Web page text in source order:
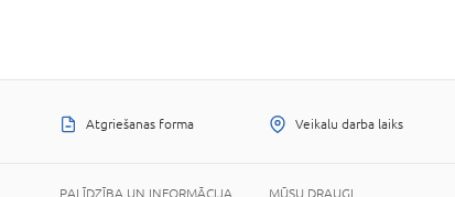
Atgriešanas forma Veikalu darba laiks
PALĪDZĪBA UN INFORMĀCIJA
MŪSU DRAUGI